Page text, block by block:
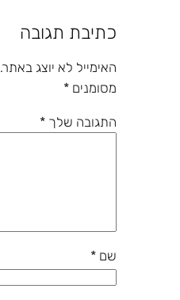
כתיבת תגובה
האימייל לא יוצג באתר.
מסומנים *
התגובה שלך *
שם *